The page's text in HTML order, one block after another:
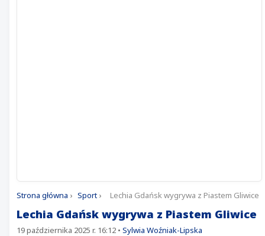
Strona główna › Sport › Lechia Gdańsk wygrywa z Piastem Gliwice
Lechia Gdańsk wygrywa z Piastem Gliwice
19 października 2025 r. 16:12 • Sylwia Woźniak-Lipska